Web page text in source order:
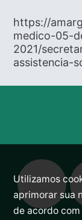
https://
medico-05-
2021/
assistencia-
Utilizamos
aprimorar sua
de acordo